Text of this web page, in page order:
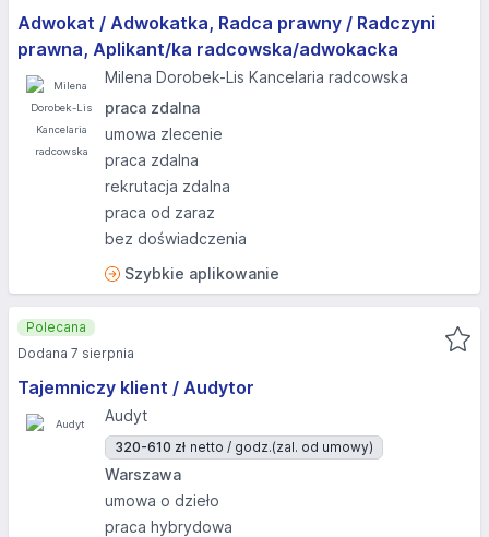
Adwokat / Adwokatka, Radca prawny / Radczyni
prawna, Aplikant/ka radcowska/adwokacka
Milena Dorobek-Lis Kancelaria radcowska
praca zdalna
umowa zlecenie
praca zdalna
rekrutacja zdalna
praca od zaraz
bez doświadczenia
Szybkie aplikowanie
Tajemniczy klient / Audytor
Audyt
320-610 zł netto / godz.(zal. od umowy)
Warszawa
umowa o dzieło
praca hybrydowa
Polecana
Dodana 7 sierpnia